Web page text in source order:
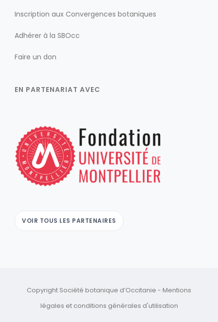
Inscription aux Convergences botaniques
Adhérer à la SBOcc
Faire un don
EN PARTENARIAT AVEC
VOIR TOUS LES PARTENAIRES
Copyright Société botanique d’Occitanie - Mentions
légales et conditions générales d'utilisation